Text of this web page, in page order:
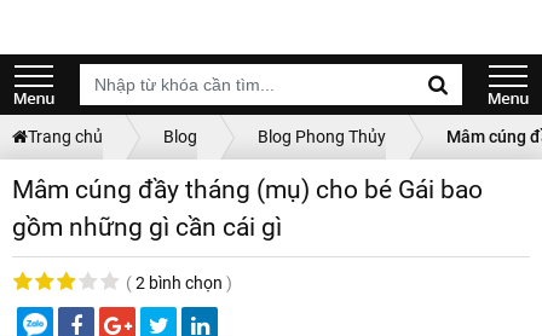
Trang chủ Blog Blog Phong Thủy Mâm cúng
Mâm cúng đầy tháng (mụ) cho bé Gái bao
gồm những gì cần cái gì
(2 bình chọn )